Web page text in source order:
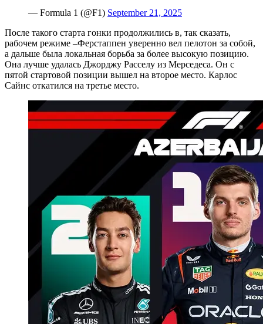
— Formula 1 (@F1) September 21, 2025
После такого старта гонки продолжились в, так сказать,
рабочем режиме –Ферстаппен уверенно вел пелотон за собой,
а дальше была локальная борьба за более высокую позицию.
Она лучше удалась Джорджу Расселу из Мерседеса. Он с
пятой стартовой позиции вышел на второе место. Карлос
Сайнс откатился на третье место.